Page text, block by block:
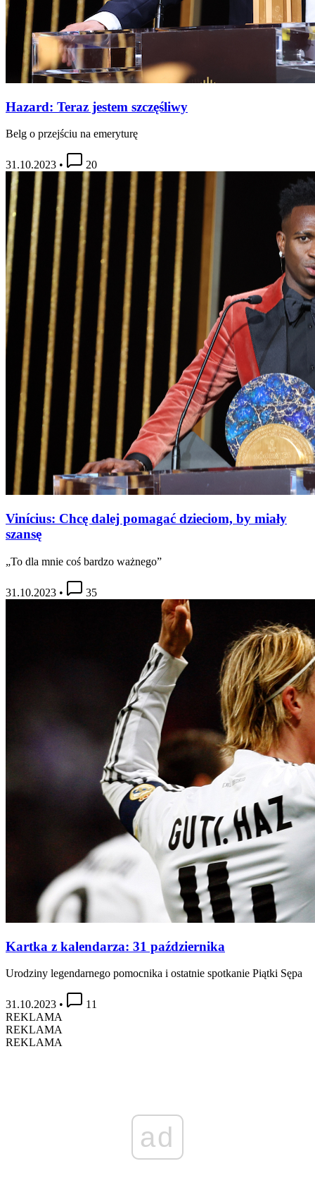
Hazard: Teraz jestem szczęśliwy
Belg o przejściu na emeryturę
31.10.2023 • 20
Vinícius: Chcę dalej pomagać dzieciom, by miały
szansę
„To dla mnie coś bardzo ważnego”
31.10.2023 • 35
Kartka z kalendarza: 31 października
Urodziny legendarnego pomocnika i ostatnie spotkanie Piątki Sępa
31.10.2023 •
11
REKLAMA
REKLAMA
REKLAMA
ad